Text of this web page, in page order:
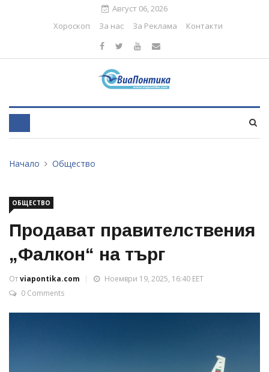
Август 06, 2026
Хороскоп
За нас За Реклама Контакти
Начало Общество
ОБЩЕСТВО
Продават правителствения
„Фалкон“ на търг
Отviapontika.com
Ноември 19, 2025, 16:40 EET
0 Comments